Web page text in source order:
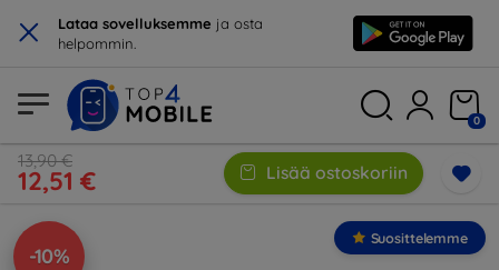
× Lataa sovelluksemme ja osta
helpommin.
0
13,90 €
12,51 € Lisää ostoskoriin
-10%
Suosittelemme